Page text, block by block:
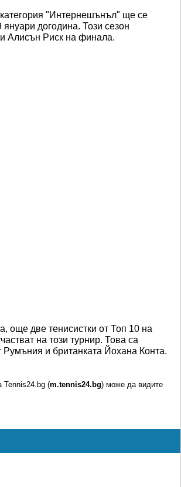
"Интернешънъл" ще се
януари догодина. Този сезон
Алисън Риск на финала.
още две тенисистки от Топ 10 на
на този турнир. Това са
и британката Йохана Конта.
Tennis24.bg (m.tennis24.bg) може да видите